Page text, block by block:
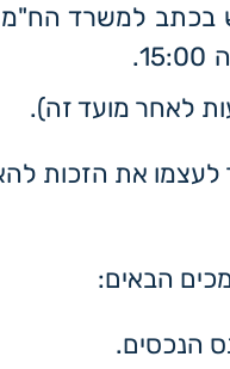
בכתב למשרד הח"מ
לאחר מועד זה).
לעצמו את הזכות
הבאים:
הנכסים.